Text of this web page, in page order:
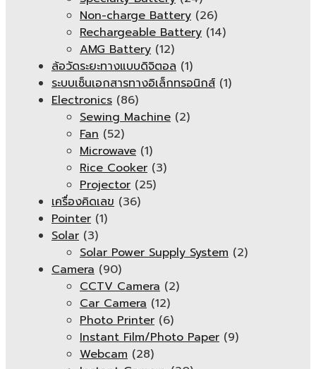
Non-charge Battery (26)
Rechargeable Battery (14)
AMG Battery (12)
ล้อวัดระยะทางแบบดิจิตอล (1)
ระบบเซ็นเอกสารทางอิเล็กทรอนิกส์ (1)
Electronics (86)
Sewing Machine (2)
Fan (52)
Microwave (1)
Rice Cooker (3)
Projector (25)
เครื่องคิดเลข (36)
Pointer (1)
Solar (3)
Solar Power Supply System (2)
Camera (90)
CCTV Camera (2)
Car Camera (12)
Photo Printer (6)
Instant Film/Photo Paper (9)
Webcam (28)